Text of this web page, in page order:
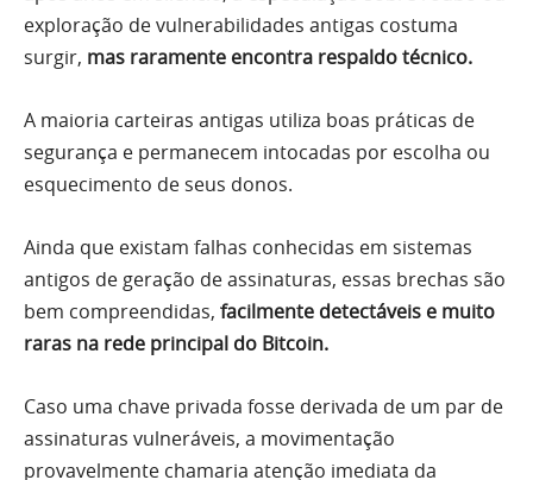
exploração de vulnerabilidades antigas costuma
surgir, mas raramente encontra respaldo técnico.
A maioria carteiras antigas utiliza boas práticas de
segurança e permanecem intocadas por escolha ou
esquecimento de seus donos.
Ainda que existam falhas conhecidas em sistemas
antigos de geração de assinaturas, essas brechas são
bem compreendidas, facilmente detectáveis e muito
raras na rede principal do Bitcoin.
Caso uma chave privada fosse derivada de um par de
assinaturas vulneráveis, a movimentação
provavelmente chamaria atenção imediata da